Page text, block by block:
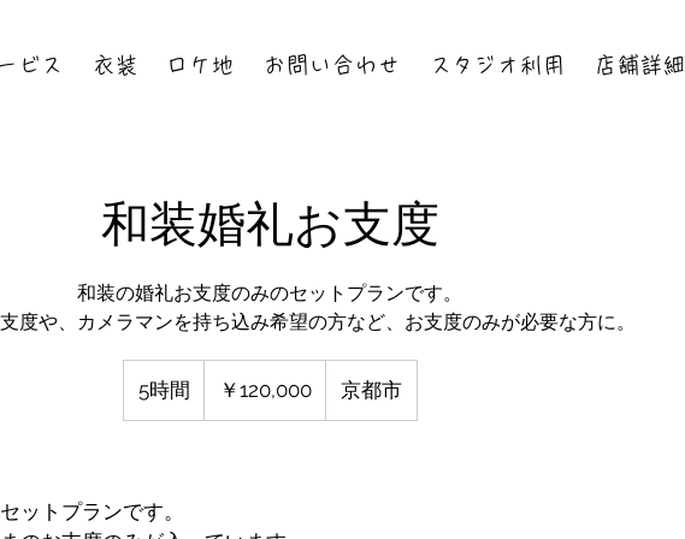
ビス 衣装 ロケ地 お問い合わせ スタジオ利用 店舗詳細
和装婚礼お支度
和装の婚礼お支度のみのセットプランです。
度や、カメラマンを持ち込み希望の方など、お支度のみが必要な方に。
5時間
時
￥120,000 京都市
ットプランです。